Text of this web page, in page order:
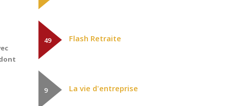
Flash Retraite
49
La vie d'entreprise
9